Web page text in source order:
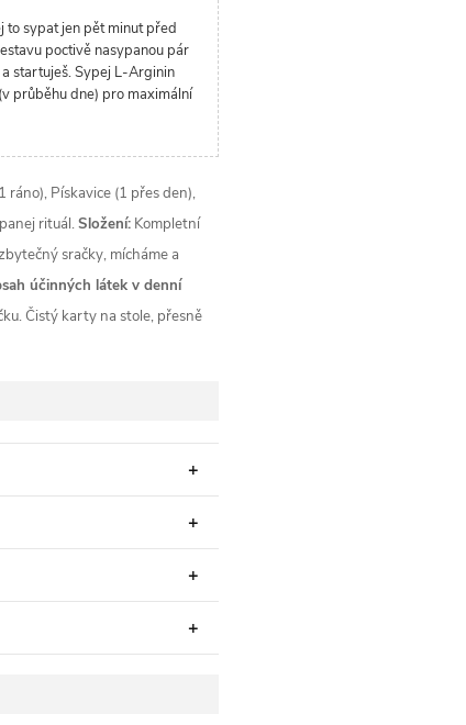
to sypat jen pět minut před
poctivě nasypanou pár
startuješ. Sypej L-Arginin
průběhu dne) pro maximální
Pískavice (1 přes den),
rituál.Složení: Kompletní
sračky, mícháme a
účinných látek v denní
Čistý karty na stole, přesně